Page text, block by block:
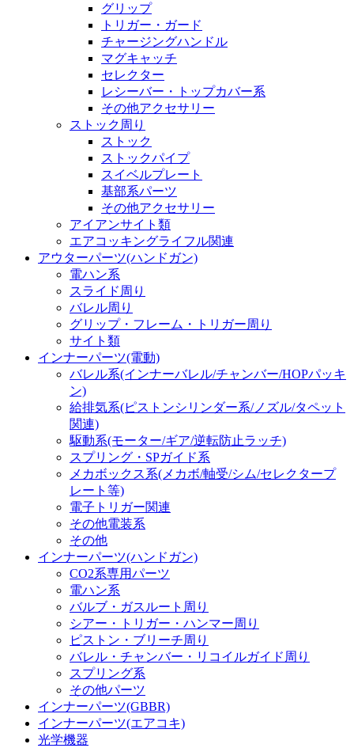
グリップ
トリガー・ガード
チャージングハンドル
マグキャッチ
セレクター
レシーバー・トップカバー系
その他アクセサリー
ストック周り
ストック
ストックパイプ
スイベルプレート
基部系パーツ
その他アクセサリー
アイアンサイト類
エアコッキングライフル関連
アウターパーツ(ハンドガン)
電ハン系
スライド周り
バレル周り
グリップ・フレーム・トリガー周り
サイト類
インナーパーツ(電動)
バレル系(インナーバレル/チャンバー/HOPパッキ
ン)
給排気系(ピストンシリンダー系/ノズル/タペット
関連)
駆動系(モーター/ギア/逆転防止ラッチ)
スプリング・SPガイド系
メカボックス系(メカボ/軸受/シム/セレクタープ
レート等)
電子トリガー関連
その他電装系
その他
インナーパーツ(ハンドガン)
CO2系専用パーツ
電ハン系
バルブ・ガスルート周り
シアー・トリガー・ハンマー周り
ピストン・ブリーチ周り
バレル・チャンバー・リコイルガイド周り
スプリング系
その他パーツ
インナーパーツ(GBBR)
インナーパーツ(エアコキ)
光学機器